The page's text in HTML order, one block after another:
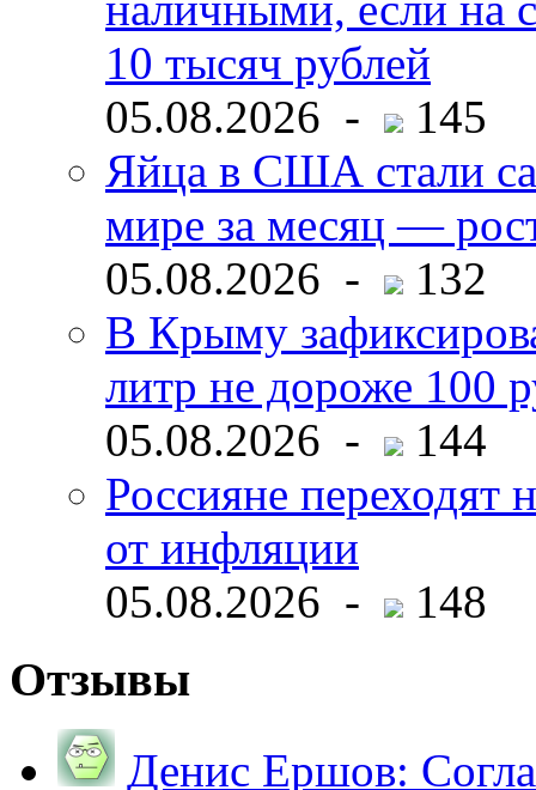
10 тысяч рублей
05.08.2026 -
145
Яйца в США стали
мире за месяц —
05.08.2026 -
132
В Крыму
литр не дороже 100
05.08.2026 -
144
Россияне переходят
от инфляции
05.08.2026 -
148
Отзывы
Денис Ершов: